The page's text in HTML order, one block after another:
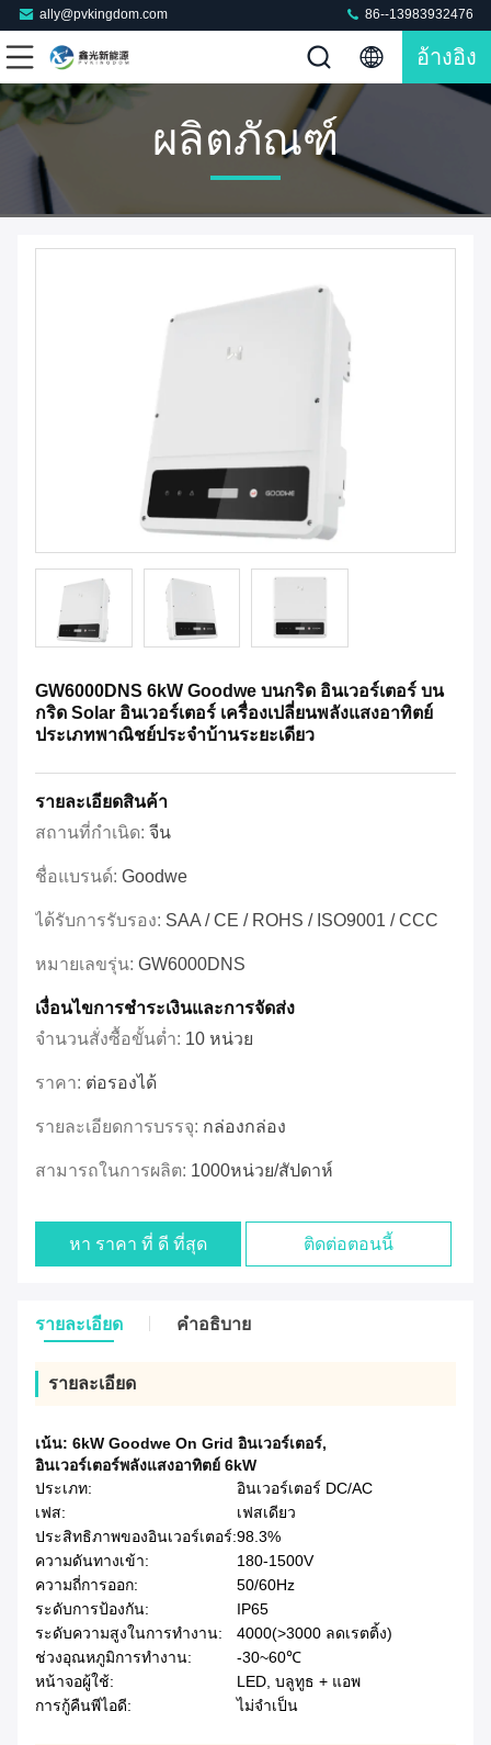
ally@pvkingdom.com 86--13983932476
อ้างอิง
ผลิตภัณฑ์
GW6000DNS 6kW Goodwe บนกริด อินเวอร์เตอร์ บน
กริด Solar อินเวอร์เตอร์ เครื่องเปลี่ยนพลังแสงอาทิตย์
ประเภทพาณิชย์ประจําบ้านระยะเดียว
รายละเอียดสินค้า
สถานที่กำเนิด: จีน
ชื่อแบรนด์: Goodwe
ได้รับการรับรอง: SAA / CE / ROHS / ISO9001 / CCC
หมายเลขรุ่น: GW6000DNS
เงื่อนไขการชําระเงินและการจัดส่ง
จำนวนสั่งซื้อขั้นต่ำ: 10 หน่วย
ราคา: ต่อรองได้
รายละเอียดการบรรจุ: กล่องกล่อง
สามารถในการผลิต: 1000หน่วย/สัปดาห์
หา ราคา ที่ ดี ที่สุด ติดต่อตอนนี้
รายละเอียด คําอธิบาย
รายละเอียด
เน้น: 6kW Goodwe On Grid อินเวอร์เตอร์,
อินเวอร์เตอร์พลังแสงอาทิตย์ 6kW
ประเภท:
อินเวอร์เตอร์ DC/AC
เฟส:
เฟสเดียว
ประสิทธิภาพของอินเวอร์เตอร์:98.3%
ความดันทางเข้า:
180-1500V
ความถี่การออก:
50/60Hz
ระดับการป้องกัน:
IP65
ระดับความสูงในการทำงาน:
4000(>3000 ลดเรตติ้ง)
ช่วงอุณหภูมิการทำงาน:
-30~60℃
หน้าจอผู้ใช้:
LED, บลูทูธ + แอพ
การกู้คืนพีไอดี:
ไม่จําเป็น